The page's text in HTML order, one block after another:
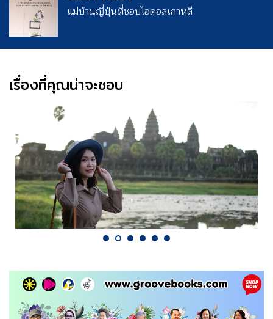
แม่บ้านญี่ปุ่นที่ชอบไอดอลเกาหลี
เรื่องที่คุณน่าจะชอบ